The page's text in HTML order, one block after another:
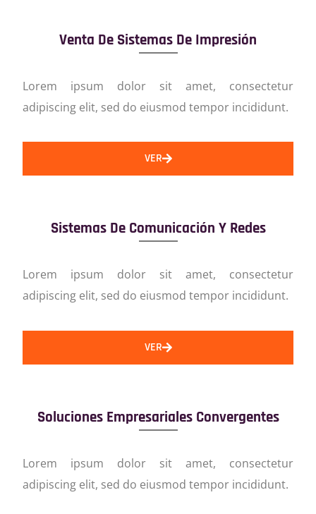
Venta De Sistemas De Impresión
Lorem ipsum dolor sit amet, consectetur
adipiscing elit, sed do eiusmod tempor incididunt.
VER
Sistemas De Comunicación Y Redes
Lorem ipsum dolor sit amet, consectetur
adipiscing elit, sed do eiusmod tempor incididunt.
VER
Soluciones Empresariales Convergentes
Lorem ipsum dolor sit amet, consectetur
adipiscing elit, sed do eiusmod tempor incididunt.